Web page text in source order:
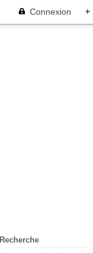
Connexion +
Recherche